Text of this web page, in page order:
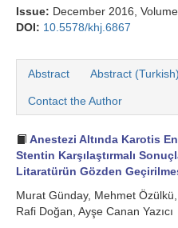
Issue: December 2016,
DOI: 10.5578/khj.6867
Abstract Abstract (Turkish)
Contact the Author
Anestezi Altında Karotis
Stentin Karşılaştırmalı
Litaratürün Gözden
Murat Günday, Mehmet Özülkü,
Rafi Doğan, Ayşe Canan Yazıcı